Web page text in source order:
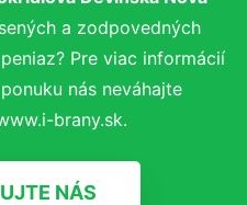
a zodpovedných
Pre viac informácií
nás neváhajte
brany.sk.
NÁS